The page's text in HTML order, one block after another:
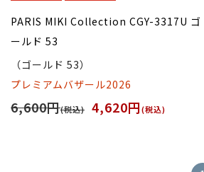
PARIS MIKI Collection CGY-3317U ゴ
ールド 53
（ゴールド 53）
プレミアムバザール2026
6,600円(税込) 4,620円(税込)